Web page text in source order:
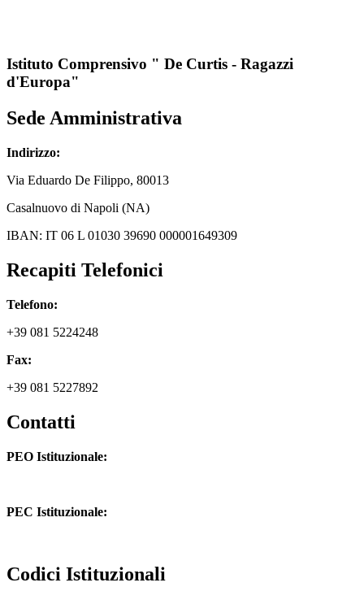
Istituto Comprensivo " De Curtis - Ragazzi
d'Europa"
Sede Amministrativa
Indirizzo:
Via Eduardo De Filippo, 80013
Casalnuovo di Napoli (NA)
IBAN: IT 06 L 01030 39690 000001649309
Recapiti Telefonici
Telefono:
+39 081 5224248
Fax:
+39 081 5227892
Contatti
PEO Istituzionale:
PEC Istituzionale:
Codici Istituzionali